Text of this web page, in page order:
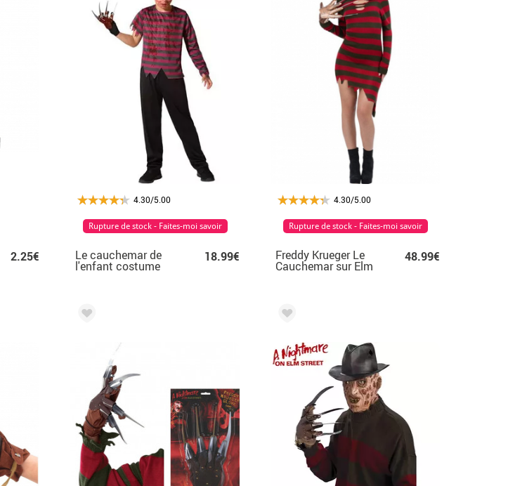
2.25€
4.30/5.00
Le cauchemar de
l'enfant costume
18.99€
Rupture de stock - Faites-moi savoir
4.30/5.00
Freddy Krueger Le
Cauchemar sur Elm
48.99€
Rupture de stock - Faites-moi savoir